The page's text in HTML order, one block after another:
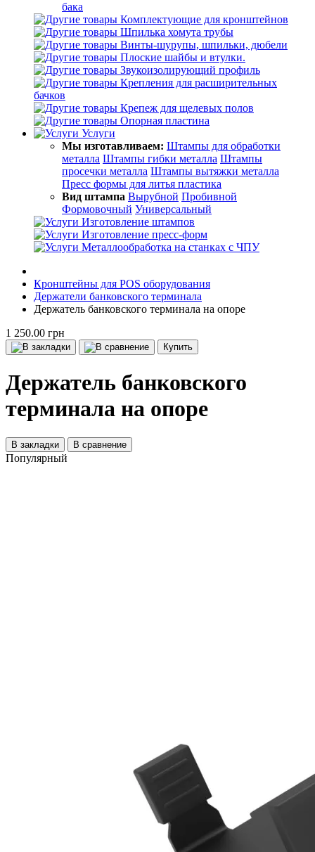
бака
Комплектующие для кронштейнов
Шпилька хомута трубы
Винты-шурупы, шпильки, дюбели
Плоские шайбы и втулки.
Звукоизолирующий профиль
Крепления для расширительных
бачков
Крепеж для щелевых полов
Опорная пластина
Услуги
Мы изготавливаем: Штампы для обработки
металла Штампы гибки металла Штампы
просечки металла Штампы вытяжки металла
Пресс формы для литья пластика
Вид штампа Вырубной Пробивной
Формовочный Универсальный
Изготовление штампов
Изготовление пресс-форм
Металлообработка на станках с ЧПУ
Кронштейны для POS оборудования
Держатели банковского терминала
Держатель банковского терминала на опоре
1 250.00 грн
Купить
Держатель банковского
терминала на опоре
В закладки В сравнение
Популярный